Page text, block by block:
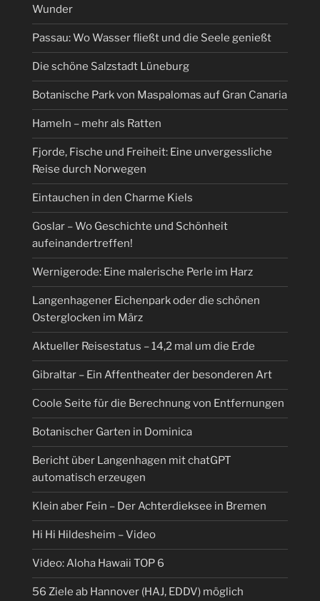
Wunder
Passau: Wo Wasser fließt und die Seele genießt
Die schöne Salzstadt Lüneburg
Botanische Park von Maspalomas auf Gran Canaria
Hameln – mehr als Ratten
Fjorde, Fische und Freiheit: Eine unvergessliche
Reise durch Norwegen
Eintauchen in den Charme Kiels
Goslar – Wo Geschichte und Schönheit
aufeinandertreffen!
Wernigerode: Eine malerische Perle im Harz
Langenhagener Eichenpark oder die schönen
Osterglocken im März
Aktueller Reisestatus – 14,2 mal um die Erde
Gibraltar – Ein Affentheater der besonderen Art
Coole Seite für die Berechnung von Entfernungen
Botanischer Garten in Dominica
Bericht über Langenhagen mit chatGPT
automatisch erzeugen
Klein aber Fein – Der Achterdieksee in Bremen
Hi Hi Hildesheim – Video
Video: Aloha Hawaii TOP 6
56 Ziele ab Hannover (HAJ, EDDV) möglich